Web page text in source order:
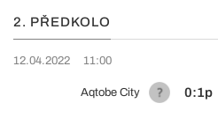
2. PŘEDKOLO
12.04.2022 11:00
Aqtobe City 0:1p